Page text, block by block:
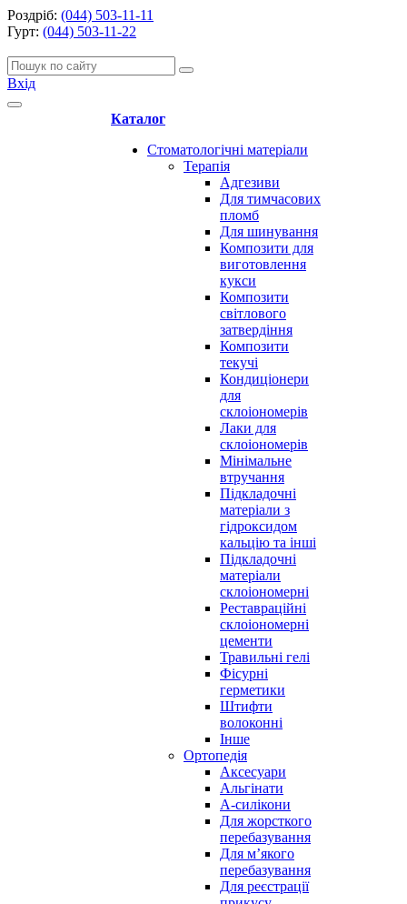
Роздріб: (044) 503-11-11
Гурт: (044) 503-11-22
Вхід
Каталог
Стоматологічні матеріали
Терапія
Адгезиви
Для тимчасових
пломб
Для шинування
Композити для
виготовлення
кукси
Композити
світлового
затвердіння
Композити
текучі
Кондиціонери
для
склоіономерів
Лаки для
склоіономерів
Мінімальне
втручання
Підкладочні
матеріали з
гідроксидом
кальцію та інші
Підкладочні
матеріали
склоіономерні
Реставраційні
склоіономерні
цементи
Травильні гелі
Фісурні
герметики
Штифти
волоконні
Інше
Ортопедія
Аксесуари
Альгінати
А-силікони
Для жорсткого
перебазування
Для м’якого
перебазування
Для реєстрації